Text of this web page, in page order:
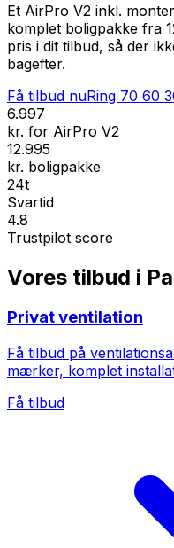
Et AirPro V2 inkl.
komplet boligpakke fra
pris i dit tilbud, så der
bagefter.
Få tilbud nuRing 70 60
6.997
kr. for AirPro V2
12.995
kr. boligpakke
24t
Svartid
4.8
Trustpilot score
Vores tilbud i
Privat ventilation
Få tilbud på
mærker, komplet
Få tilbud